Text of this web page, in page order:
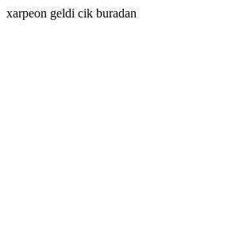
xarpeon geldi cik buradan